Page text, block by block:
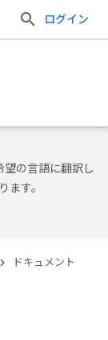
ログイン
望の言語に翻訳し
ます。
ドキュメント